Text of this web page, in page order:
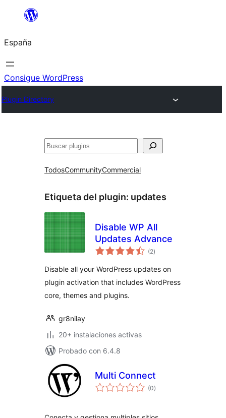
Saltar
contenido
España
Consigue WordPress
Plugin Directory
Buscar
TodosCommunityCommercial
Etiqueta del plugin: updates
Disable WP All
Updates Advance
(2valoraciones
en
)
Disable all your WordPress updates on
plugin activation that includes WordPress
core, themes and plugins.
gr8nilay
20+ instalaciones activas
Probado con 6.4.8
Multi Connect
(0valoraciones
en
)